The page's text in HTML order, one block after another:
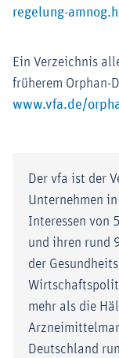
regelung-
Ein Verzeichnis
früherem Orphan-
www.vfa.de/
Der vfa ist der
Unternehmen
Interessen von
und ihren rund
der
mehr als die
Deutschland